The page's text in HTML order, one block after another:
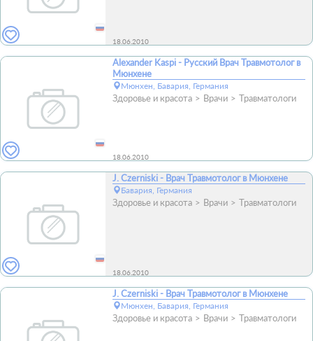
18.06.2010
Alexander Kaspi - Русский Врач Травмотолог в
Мюнхене
Мюнхен, Бавария, Германия
Здоровье и красота Врачи Травматологи
18.06.2010
J. Czerniski - Врач Травмотолог в Мюнхене
Бавария, Германия
Здоровье и красота Врачи Травматологи
18.06.2010
J. Czerniski - Врач Травмотолог в Мюнхене
Мюнхен, Бавария, Германия
Здоровье и красота Врачи Травматологи